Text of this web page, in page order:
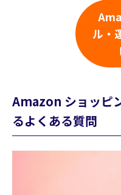
ル・
Amazon ショッピ
るよくある質問